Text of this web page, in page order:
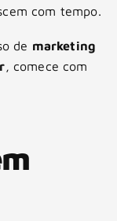
com tempo.
de marketing
, comece com